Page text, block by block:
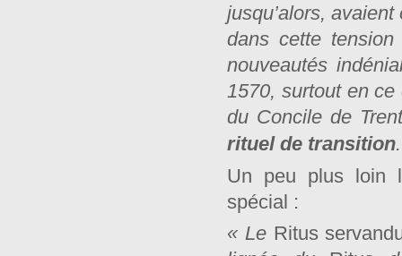
jusqu’alors,
dans cette
nouveautés
1570, surtout en
du Concile de
rituel de transition
Un peu plus loin
spécial :
« Le Ritus